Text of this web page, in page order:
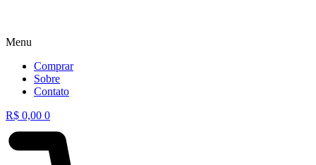
Menu
Comprar
Sobre
Contato
R$ 0,00 0